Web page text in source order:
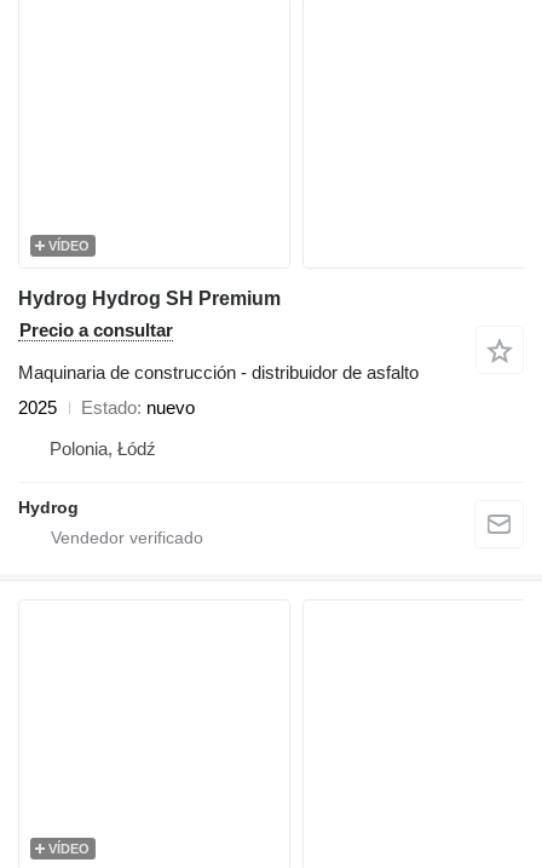
VÍDEO
Hydrog Hydrog SH Premium
Precio a consultar
Maquinaria de construcción - distribuidor de asfalto
2025
Estado nuevo
Polonia, Łódź
Hydrog
VÍDEO